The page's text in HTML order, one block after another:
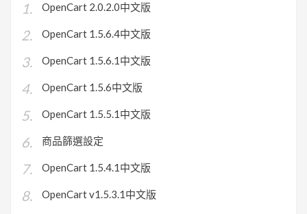
OpenCart 2.0.2.0中文版
OpenCart 1.5.6.4中文版
OpenCart 1.5.6.1中文版
OpenCart 1.5.6中文版
OpenCart 1.5.5.1中文版
商品篩選設定
OpenCart 1.5.4.1中文版
OpenCart v1.5.3.1中文版